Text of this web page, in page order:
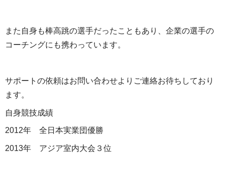
また自身も棒高跳の選手だったこともあり、企業の選手の
コーチングにも携わっています。
サポートの依頼はお問い合わせよりご連絡お待ちしており
ます。
自身競技成績
2012年 全日本実業団優勝
2013年 アジア室内大会３位